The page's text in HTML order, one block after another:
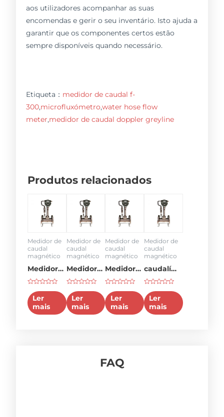
aos utilizadores acompanhar as suas
encomendas e gerir o seu inventário. Isto ajuda a
garantir que os componentes certos estão
sempre disponíveis quando necessário.
Etiqueta： medidor de caudal f-
300,microfluxómetro,water hose flow
meter,medidor de caudal doppler greyline
Produtos relacionados
Medidor de
caudal
magnético
Medidor
de caudal
de 50
gpm
Classificado
como
0
em
5
Ler
mais
Medidor de
caudal
magnético
Medidor
de caudal
de 8
polegadas
Classificado
como
0
em
5
Ler
mais
Medidor de
caudal
magnético
Medidor
de caudal
de 6
polegadas
Classificado
como
0
em
5
Ler
mais
Medidor de
caudal
magnético
caudalímetro
de ar
Classificado
como
0
em
5
Ler
mais
FAQ